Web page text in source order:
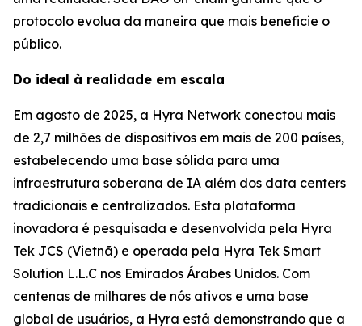
protocolo evolua da maneira que mais beneficie o
público.
Do ideal à realidade em escala
Em agosto de 2025, a Hyra Network conectou mais
de 2,7 milhões de dispositivos em mais de 200 países,
estabelecendo uma base sólida para uma
infraestrutura soberana de IA além dos data centers
tradicionais e centralizados. Esta plataforma
inovadora é pesquisada e desenvolvida pela Hyra
Tek JCS (Vietnã) e operada pela Hyra Tek Smart
Solution L.L.C nos Emirados Árabes Unidos. Com
centenas de milhares de nós ativos e uma base
global de usuários, a Hyra está demonstrando que a